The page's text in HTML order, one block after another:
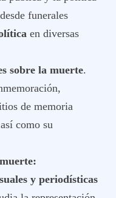
funerales
en diversas
sobre la muerte.
de memoria
como su
y periodísticas